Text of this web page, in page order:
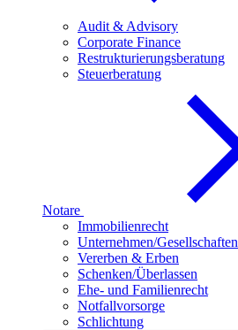
Audit & Advisory
Corporate Finance
Restrukturierungsberatung
Steuerberatung
Notare
Immobilienrecht
Unternehmen/Gesellschaften
Vererben & Erben
Schenken/Überlassen
Ehe- und Familienrecht
Notfallvorsorge
Schlichtung